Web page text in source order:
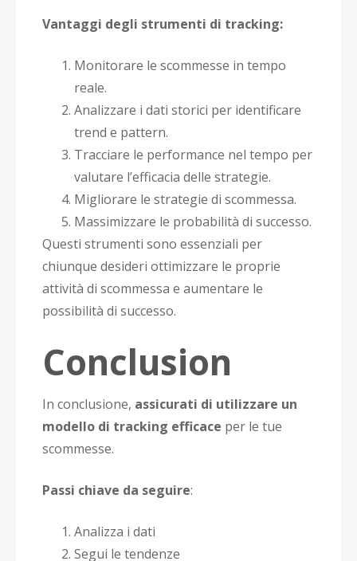
Vantaggi degli strumenti di tracking:
Monitorare le scommesse in tempo
reale.
Analizzare i dati storici per identificare
trend e pattern.
Tracciare le performance nel tempo per
valutare l’efficacia delle strategie.
Migliorare le strategie di scommessa.
Massimizzare le probabilità di successo.
Questi strumenti sono essenziali per
chiunque desideri ottimizzare le proprie
attività di scommessa e aumentare le
possibilità di successo.
Conclusion
In conclusione, assicurati di utilizzare un
modello di tracking efficace per le tue
scommesse.
Passi chiave da seguire:
Analizza i dati
Segui le tendenze